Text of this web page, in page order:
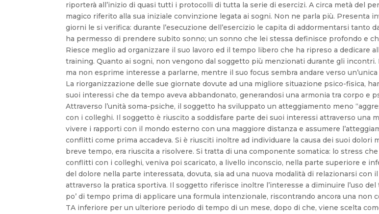
riporterà all’inizio di quasi tutti i protocolli di tutta la serie di esercizi. A circa metà del
magico riferito alla sua iniziale convinzione legata ai sogni. Non ne parla più. Presenta
giorni le si verifica: durante l’esecuzione dell’esercizio le capita di addormentarsi tanto
ha permesso di prendere subito sonno; un sonno che lei stessa definisce profondo e
Riesce meglio ad organizzare il suo lavoro ed il tempo libero che ha ripreso a dedicare
training. Quanto ai sogni, non vengono dal soggetto più menzionati durante gli
ma non esprime interesse a parlarne, mentre il suo focus sembra andare verso
La riorganizzazione delle sue giornate dovute ad una migliore situazione psico-fisica,
suoi interessi che da tempo aveva abbandonato, generandosi una armonia tra corpo e
Attraverso l’unità soma-psiche, il soggetto ha sviluppato un atteggiamento meno
con i colleghi. Il soggetto è riuscito a soddisfare parte dei suoi interessi attraverso una
vivere i rapporti con il mondo esterno con una maggiore distanza e assumere
conflitti come prima accadeva. Si è riusciti inoltre ad individuare la causa dei suoi dolori
breve tempo, era riuscita a risolvere. Si tratta di una componente somatica: lo stress
conflitti con i colleghi, veniva poi scaricato, a livello inconscio, nella parte superiore e
del dolore nella parte interessata, dovuta, sia ad una nuova modalità di relazionarsi
attraverso la pratica sportiva. Il soggetto riferisce inoltre l’interesse a diminuire l’uso
po’ di tempo prima di applicare una formula intenzionale, riscontrando ancora una non
TA inferiore per un ulteriore periodo di tempo di un mese, dopo di che, viene scelta